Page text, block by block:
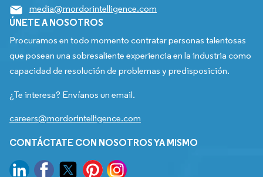
media@mordorintelligence.com
ÚNETE A NOSOTROS
Procuramos en todo momento contratar personas talentosas
que posean una sobresaliente experiencia en la industria como
capacidad de resolución de problemas y predisposición.
¿Te interesa? Envíanos un email.
careers@mordorintelligence.com
CONTÁCTATE CON NOSOTROS YA MISMO